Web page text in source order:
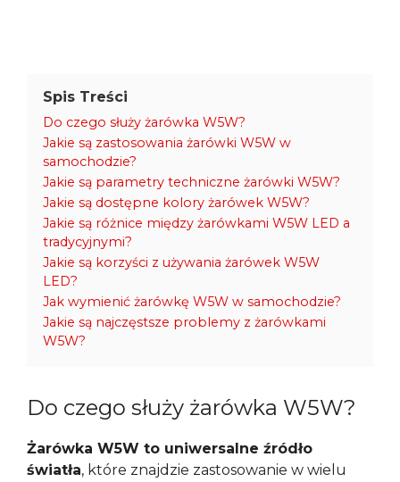
Spis Treści
Do czego służy żarówka W5W?
Jakie są zastosowania żarówki W5W w
samochodzie?
Jakie są parametry techniczne żarówki W5W?
Jakie są dostępne kolory żarówek W5W?
Jakie są różnice między żarówkami W5W LED a
tradycyjnymi?
Jakie są korzyści z używania żarówek W5W
LED?
Jak wymienić żarówkę W5W w samochodzie?
Jakie są najczęstsze problemy z żarówkami
W5W?
Do czego służy żarówka W5W?
Żarówka W5W to uniwersalne źródło
światła, które znajdzie zastosowanie w wielu